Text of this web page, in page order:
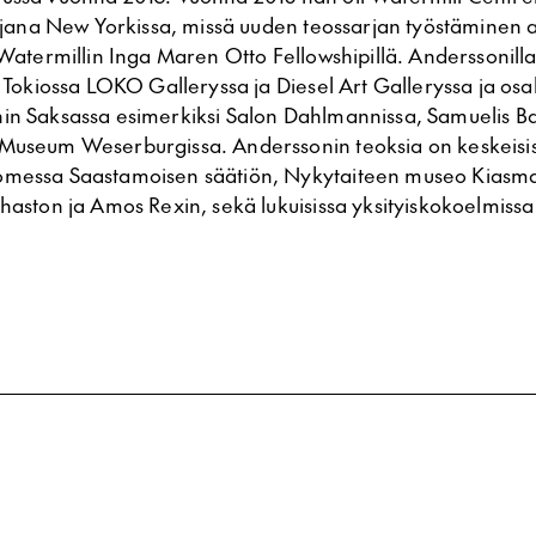
New Yorkissa, missä uuden teossarjan työstäminen
Inga Maren Otto Fellowshipillä.
LOKO Galleryssa ja Diesel Art Galleryssa ja
Saksassa esimerkiksi Salon Dahlmannissa, Samuelis
Weserburgissa. Anderssonin teoksia on
Saastamoisen säätiön, Nykytaiteen museo
ja Amos Rexin, sekä lukuisissa